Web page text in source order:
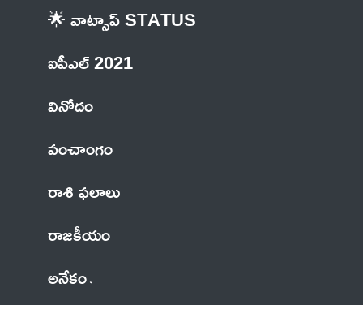
🌟 వాట్సాప్ STATUS
ఐపీఎల్ 2021
వినోదం
పంచాంగం
రాశి ఫలాలు
రాజకీయం
అనేకం